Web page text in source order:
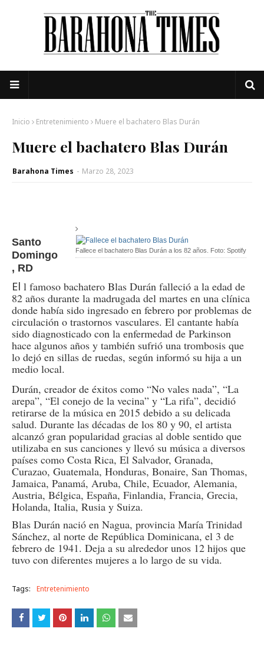
Inicio Entretenimiento Muere el bachatero Blas Durán
Muere el bachatero Blas Durán
Barahona Times - Marzo 28, 2023
Fallece el bachatero Blas Durán a los 82 años. Foto: Spotify
Santo
Domingo
, RD
El l famoso bachatero Blas Durán falleció a la edad de
82 años durante la madrugada del martes en una clínica
donde había sido ingresado en febrero por problemas de
circulación o trastornos vasculares. El cantante había
sido diagnosticado con la enfermedad de Parkinson
hace algunos años y también sufrió una trombosis que
lo dejó en sillas de ruedas, según informó su hija a un
medio local.
Durán, creador de éxitos como “No vales nada”, “La
arepa”, “El conejo de la vecina” y “La rifa”, decidió
retirarse de la música en 2015 debido a su delicada
salud. Durante las décadas de los 80 y 90, el artista
alcanzó gran popularidad gracias al doble sentido que
utilizaba en sus canciones y llevó su música a diversos
países como Costa Rica, El Salvador, Granada,
Curazao, Guatemala, Honduras, Bonaire, San Thomas,
Jamaica, Panamá, Aruba, Chile, Ecuador, Alemania,
Austria, Bélgica, España, Finlandia, Francia, Grecia,
Holanda, Italia, Rusia y Suiza.
Blas Durán nació en Nagua, provincia María Trinidad
Sánchez, al norte de República Dominicana, el 3 de
febrero de 1941. Deja a su alrededor unos 12 hijos que
tuvo con diferentes mujeres a lo largo de su vida.
Tags: Entretenimiento